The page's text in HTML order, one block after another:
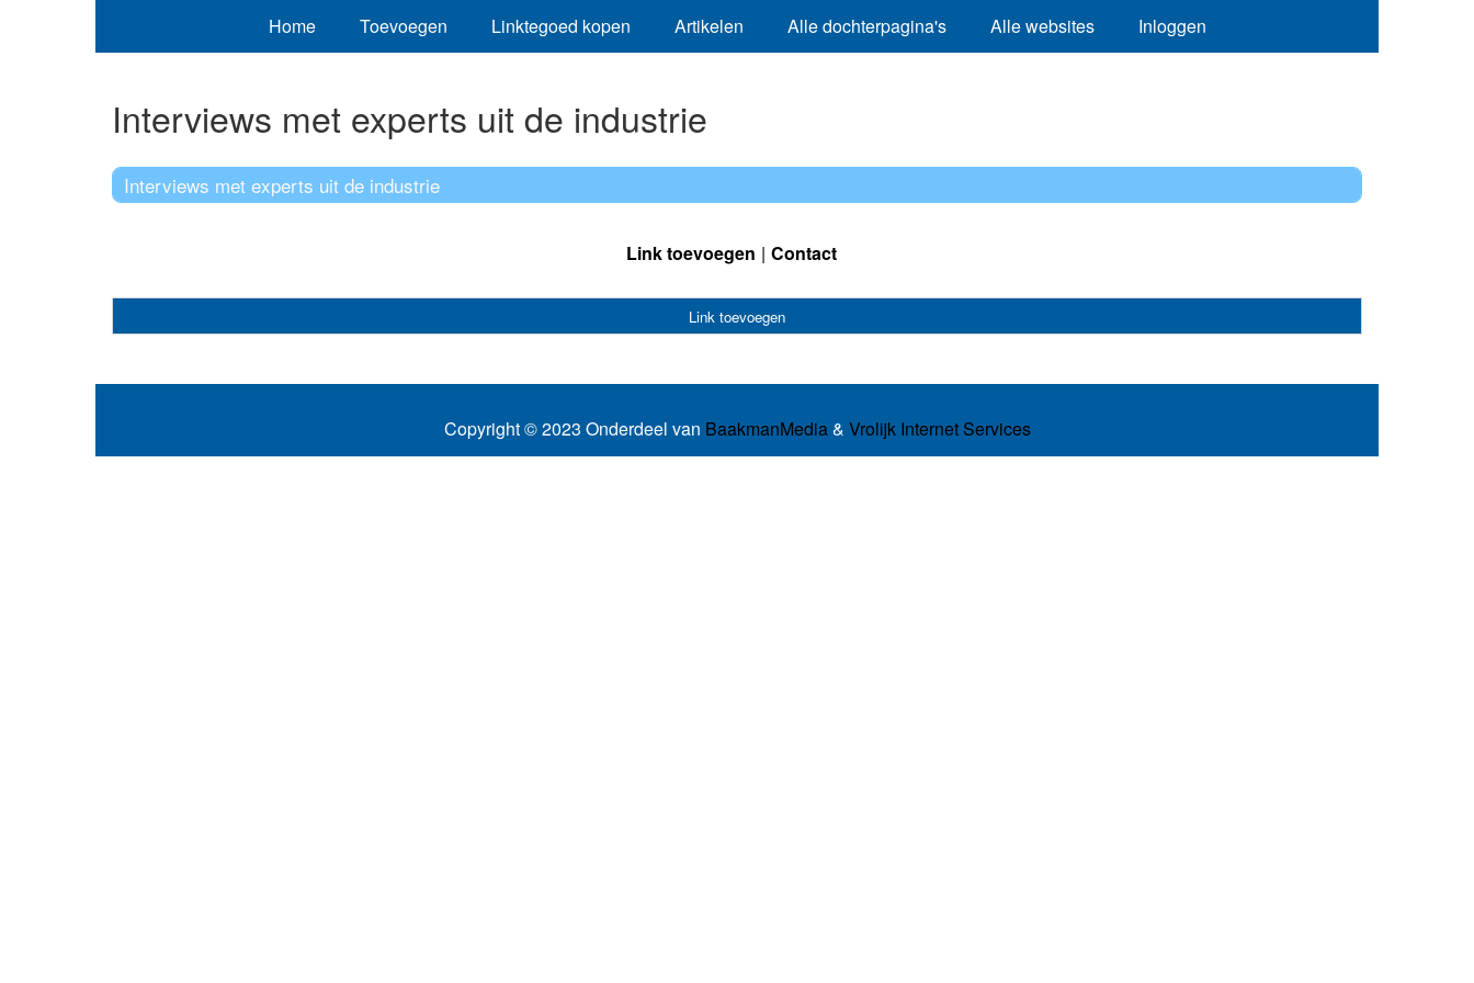
Home Toevoegen Linktegoed kopen Artikelen Alle dochterpagina's Alle websites Inloggen
Interviews met experts uit de industrie
Interviews met experts uit de industrie
Link toevoegen Contact
Link toevoegen
Copyright © 2023 Onderdeel van BaakmanMedia& Vrolijk Internet Services